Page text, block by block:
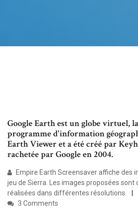
Google Earth est un globe virtuel,
programme d'information
Earth Viewer et a été créé par
rachetée par Google en 2004.
Empire Earth Screensaver affiche des
jeu de Sierra. Les images proposées sont
réalisées dans différentes résolutions.
3 Comments